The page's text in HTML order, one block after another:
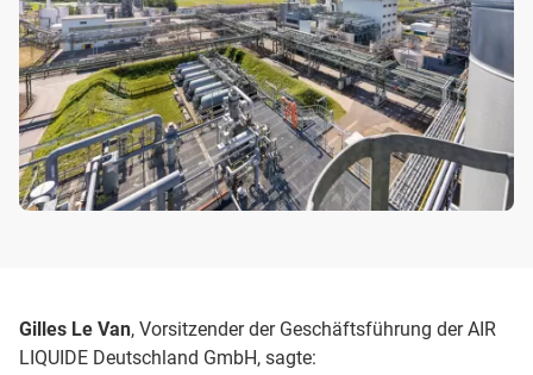
Gilles Le Van, Vorsitzender der Geschäftsführung der AIR
LIQUIDE Deutschland GmbH, sagte: